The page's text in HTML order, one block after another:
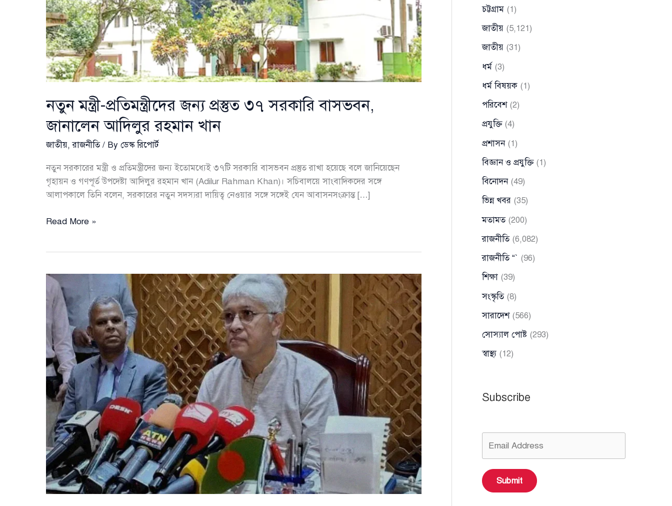
নতুন মন্ত্রী-প্রতিমন্ত্রীদের জন্য প্রস্তুত ৩৭ সরকারি বাসভবন,
জানালেন আদিলুর রহমান খান
জাতীয়,রাজনীতি/ By ডেস্ক রিপোর্ট
নতুন সরকারের মন্ত্রী ও প্রতিমন্ত্রীদের জন্য ইতোমধ্যেই ৩৭টি সরকারি বাসভবন প্রস্তুত রাখা হয়েছে বলে জানিয়েছেন
গৃহায়ন ও গণপূর্ত উপদেষ্টা আদিলুর রহমান খান (Adilur Rahman Khan)। সচিবালয়ে সাংবাদিকদের সঙ্গে
আলাপকালে তিনি বলেন, সরকারের নতুন সদস্যরা দায়িত্ব নেওয়ার সঙ্গে সঙ্গেই যেন আবাসনসংক্রান্ত […]
নতুন
প্রস্তুত
৩৭
সরকারি
বাসভবন,
জানালেন
আদিলুর
রহমান
খান
Read More »
চট্টগ্রাম (1)
জাতীয় (5,121)
জাতীয় (31)
ধর্ম (3)
ধর্ম বিষয়ক (1)
পরিবেশ(2)
প্রযুক্তি(4)
প্রশাসন(1)
বিজ্ঞান ও প্রযুক্তি(1)
বিনোদন(49)
ভিন্ন খবর (35)
মতামত(200)
রাজনীতি(6,082)
রাজনীতি “` (96)
শিক্ষা (39)
সংস্কৃতি(8)
সারাদেশ(566)
সোস্যাল পোষ্ট (293)
স্বাস্থ্য (12)
Subscribe
Submit